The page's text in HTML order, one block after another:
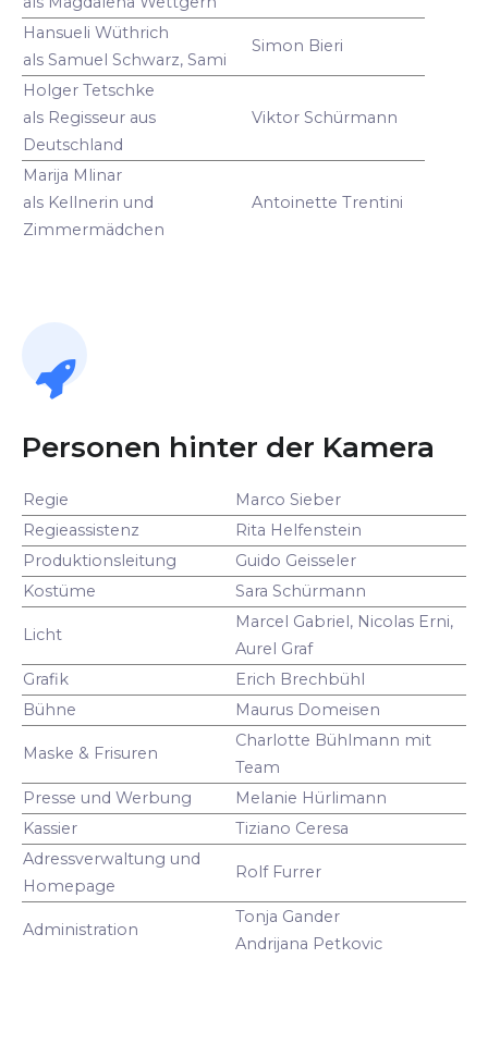
Hansueli Wüthrich
als Samuel Schwarz, Sami
Simon Bieri
Holger Tetschke
als Regisseur aus
Deutschland
Viktor Schürmann
Marija Mlinar
als Kellnerin und
Zimmermädchen
Antoinette Trentini
Personen hinter der Kamera
Regie
Marco Sieber
Regieassistenz
Rita Helfenstein
Produktionsleitung
Guido Geisseler
Kostüme
Sara Schürmann
Licht
Marcel Gabriel, Nicolas Erni,
Aurel Graf
Grafik
Erich Brechbühl
Bühne
Maurus Domeisen
Maske & Frisuren
Charlotte Bühlmann mit
Team
Presse und Werbung
Melanie Hürlimann
Kassier
Tiziano Ceresa
Adressverwaltung und
Homepage
Rolf Furrer
Administration
Tonja Gander
Andrijana Petkovic